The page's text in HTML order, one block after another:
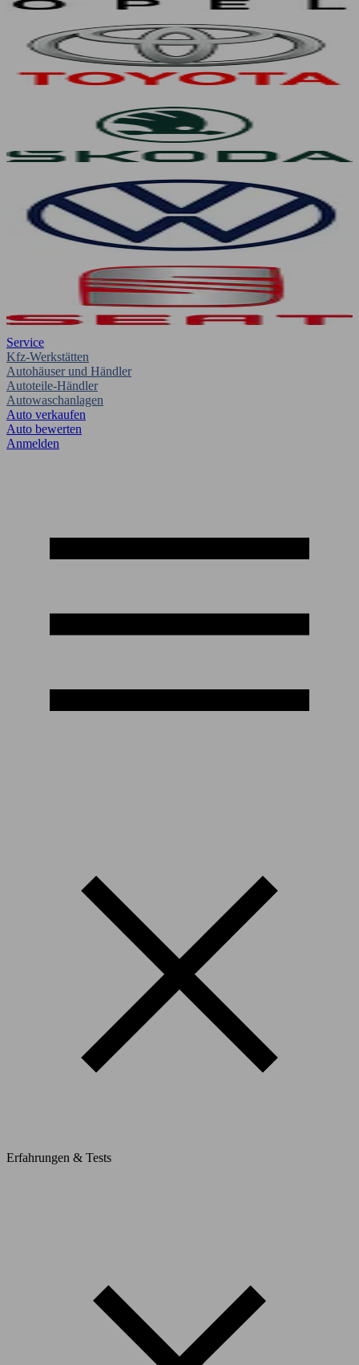
Service
Kfz-Werkstätten
Autohäuser und Händler
Autoteile-Händler
Autowaschanlagen
Auto verkaufen
Auto bewerten
Anmelden
Erfahrungen & Tests